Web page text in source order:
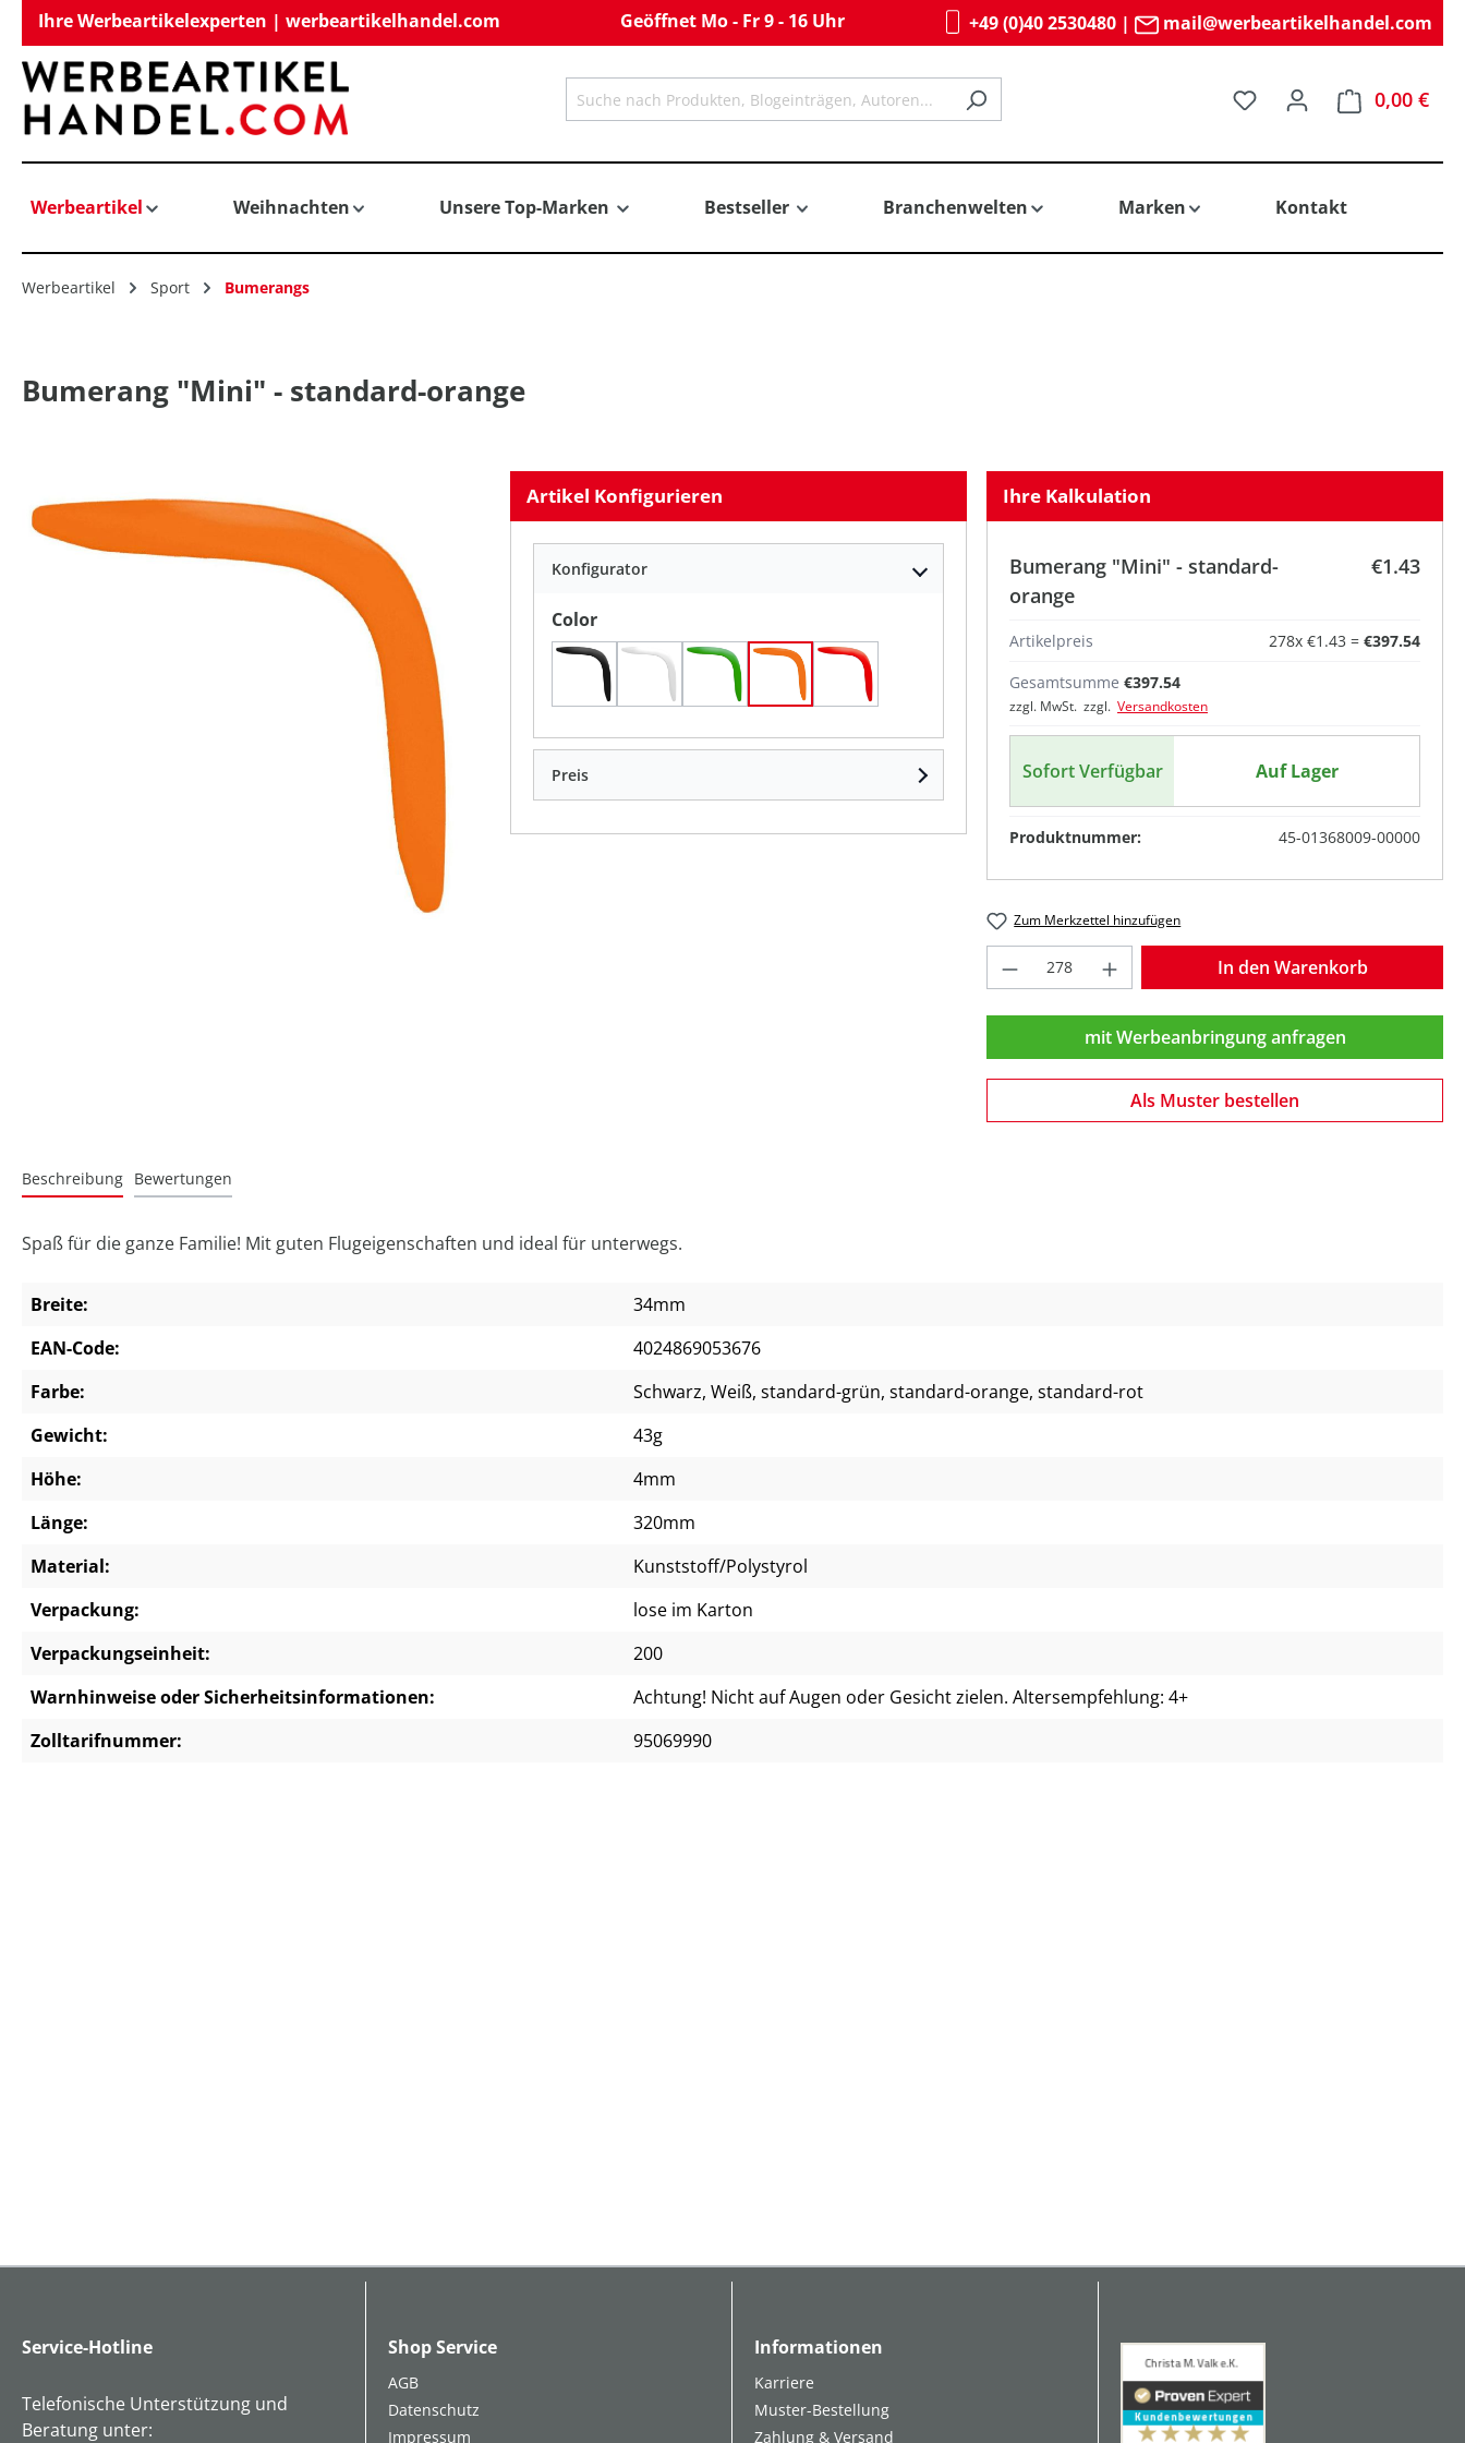
Zur Hauptnavigation springen
Ihre Werbeartikelexperten | werbeartikelhandel.com Geöffnet Mo - Fr 9 - 16 Uhr +49 (0)40 2530480| mail@werbeartikelhandel.com
Du hast 0 Produkte auf
0,00 €
Werbeartikel Weihnachten Unsere Top-Marken Bestseller Branchenwelten Marken Kontakt
Werbeartikel Sport Bumerangs
Bumerang "Mini" - standard-orange
Artikel Konfigurieren
Konfigurator
Colorauswählen
Schwarz Weiß standard-grünstandard-orange
standard-rot
Preis
Ihre Kalkulation
Bumerang "Mini" - standard-
orange
€1.43
Artikelpreis 278x €1.43 = €397.54
Gesamtsumme €397.54
zzgl. MwSt. zzgl. Versandkosten
Sofort Verfügbar Auf Lager
Produktnummer: 45-01368009-00000
Zum Merkzettel hinzufügen
Produkt Anzahl: Gib denIn den Warenkorb
mit Werbeanbringung anfragen
Als Muster bestellen
Beschreibung Bewertungen
Spaß für die ganze Familie! Mit guten Flugeigenschaften und ideal für unterwegs.
Breite:
34mm
EAN-Code:
4024869053676
Farbe:
Schwarz, Weiß, standard-grün, standard-orange, standard-rot
Gewicht:
43g
Höhe:
4mm
Länge:
320mm
Material:
Kunststoff/Polystyrol
Verpackung:
lose im Karton
Verpackungseinheit:
200
Warnhinweise oder Sicherheitsinformationen:
Achtung! Nicht auf Augen oder Gesicht zielen. Altersempfehlung: 4+
Zolltarifnummer:
95069990
Service-Hotline
Telefonische Unterstützung und
Beratung unter:
Shop Service
AGB
Datenschutz
Impressum
Informationen
Karriere
Muster-Bestellung
Zahlung & Versand